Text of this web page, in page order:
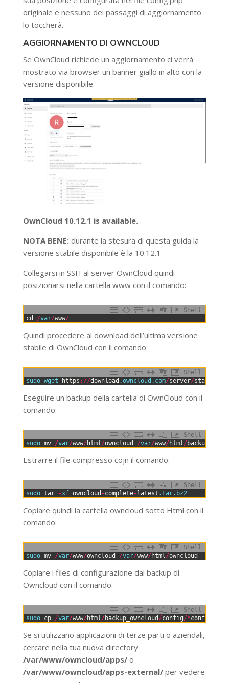
originale e nessuno dei passaggi di aggiornamento
lo toccherà.
AGGIORNAMENTO DI OWNCLOUD
Se OwnCloud richiede un aggiornamento ci verrà
mostrato via browser un banner giallo in alto con la
versione disponibile
OwnCloud 10.12.1 is available.
NOTA BENE:durante la stesura di questa guida la
versione stabile disponibile è la 10.12.1
Collegarsi in SSH al server OwnCloud quindi
posizionarsi nella cartella www con il comando:
Shell
cd /var/www/
Quindi procedere al download dell’ultima versione
stabile di OwnCloud con il comando:
Shell
sudo wget https : //download .owncloud .com/server/stable
Eseguire un backup della cartella di OwnCloud con il
comando:
Shell
sudo mv /var/www/ html /owncloud /var/www/ html /
Estrarre il file compresso cojn il comando:
Shell
sudo tar -xf owncloud -complete-latest .tar.bz2
Copiare quindi la cartella owncloud sotto Html con il
comando:
Shell
sudo mv /var/www/owncloud /var/www/ html /owncloud
Copiare i files di configurazione dal backup di
Owncloud con il comando:
Shell
sudo cp /var/www/ html / backup_owncloud /config/*config
Se si utilizzano applicazioni di terze parti o aziendali,
cercare nella tua nuova directory
/var/www/owncloud/apps/o
/var/www/owncloud/apps-external/per vedere